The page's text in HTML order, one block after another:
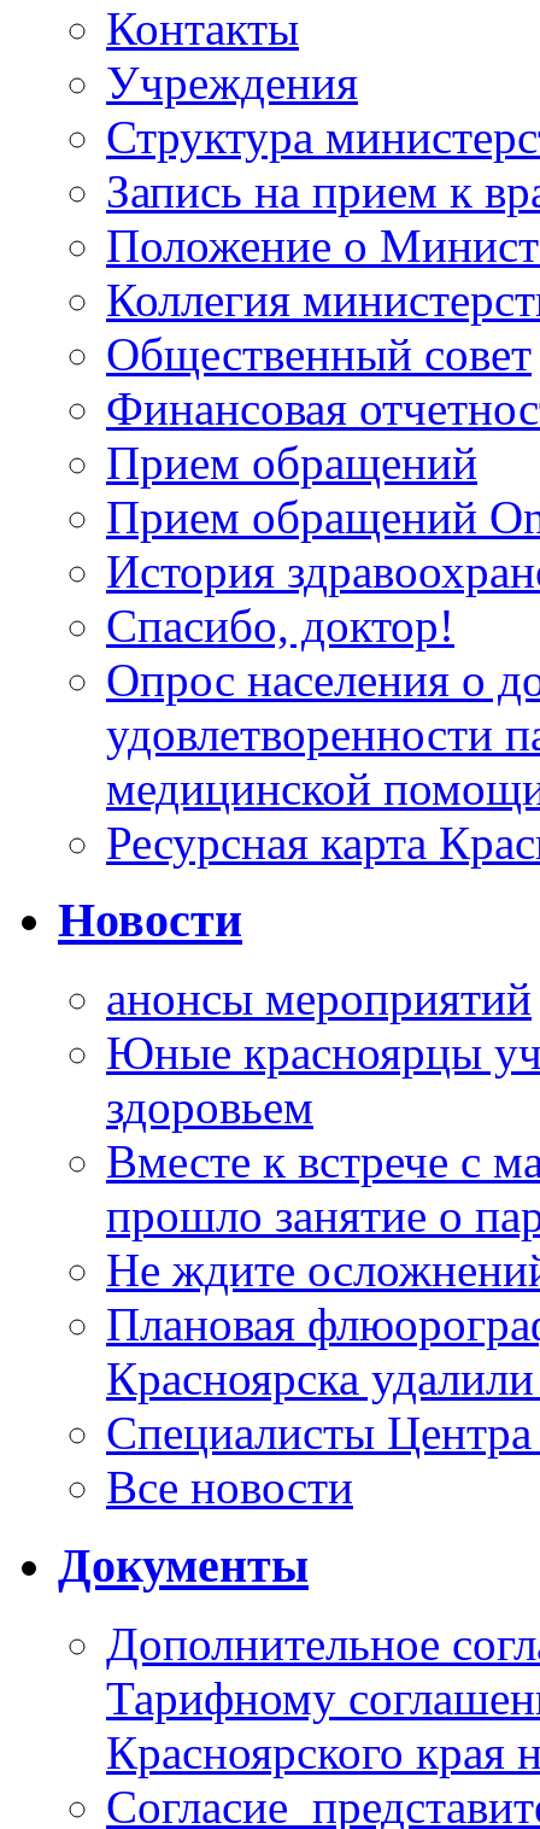
Контакты
Учреждения
Структура
Запись на прием к
Положение о
Коллегия
Общественный совет
Финансовая
Прием обращений
Прием обращений
История
Спасибо, доктор!
Опрос населения о
удовлетворенности
медицинской
Ресурсная карта
Новости
анонсы мероприятий
Юные красноярцы
здоровьем
Вместе к встрече с
прошло занятие о
Не ждите
Плановая
Красноярска
Специалисты
Все новости
Документы
Дополнительное
Тарифному
Красноярского края